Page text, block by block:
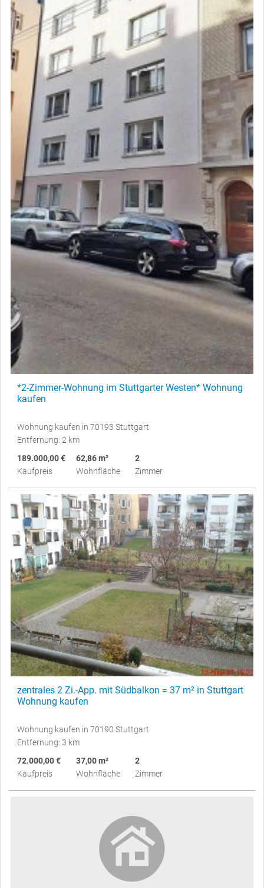
*2-Zimmer-Wohnung im Stuttgarter Westen* Wohnung
kaufen
Wohnung kaufen in 70193 Stuttgart
Entfernung: 2 km
189.000,00 €
Kaufpreis
62,86 m²
Wohnfläche
2
Zimmer
zentrales 2 Zi.-App. mit Südbalkon = 37 m² in Stuttgart
Wohnung kaufen
Wohnung kaufen in 70190 Stuttgart
Entfernung: 3 km
72.000,00 €
Kaufpreis
37,00 m²
Wohnfläche
2
Zimmer